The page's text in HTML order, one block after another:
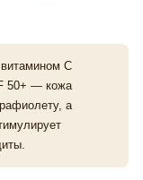
С
50+ — кожа
а